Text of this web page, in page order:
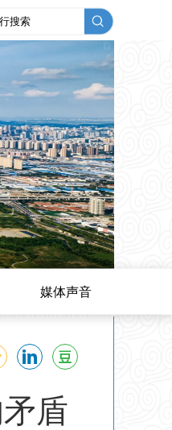
媒体声音
盾